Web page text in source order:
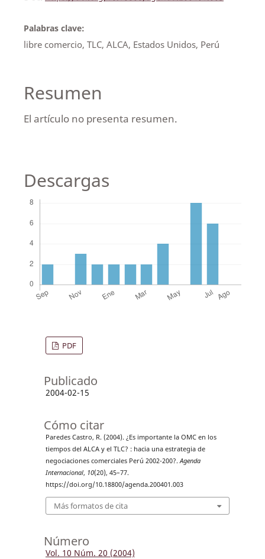
Palabras clave:
libre comercio, TLC, ALCA, Estados Unidos, Perú
Resumen
El artículo no presenta resumen.
Descargas
PDF
Publicado
2004-02-15
Cómo citar
Paredes Castro, R. (2004). ¿Es importante la OMC en los
tiempos del ALCA y el TLC? : hacia una estrategia de
negociaciones comerciales Perú 2002-200?.Agenda
Internacional, 10(20), 45–77.
https://doi.org/10.18800/agenda.200401.003
Más formatos de cita
Número
Vol. 10 Núm. 20 (2004)